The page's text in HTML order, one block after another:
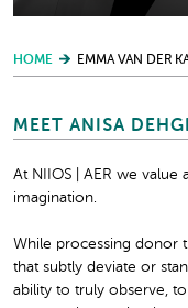
HOME EMMA VAN DER
MEET ANISA
At NIIOS | AER we value
imagination.
While processing donor
that subtly deviate or
ability to truly observe,